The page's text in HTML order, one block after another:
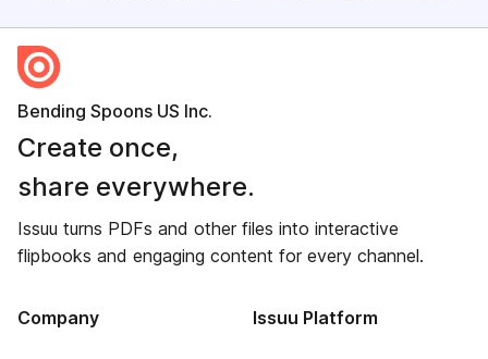
Bending Spoons US Inc.
Create once,
share everywhere.
Issuu turns PDFs and other files into interactive
flipbooks and engaging content for every channel.
Company Issuu Platform